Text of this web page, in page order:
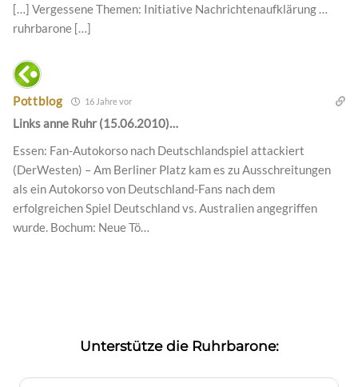
[…] Vergessene Themen: Initiative Nachrichtenaufklärung …
ruhrbarone […]
Pottblog 16 Jahre vor
Links anne Ruhr (15.06.2010)…
Essen: Fan-Autokorso nach Deutschlandspiel attackiert
(DerWesten) – Am Berliner Platz kam es zu Ausschreitungen
als ein Autokorso von Deutschland-Fans nach dem
erfolgreichen Spiel Deutschland vs. Australien angegriffen
wurde. Bochum: Neue Tö…
Unterstütze die Ruhrbarone: